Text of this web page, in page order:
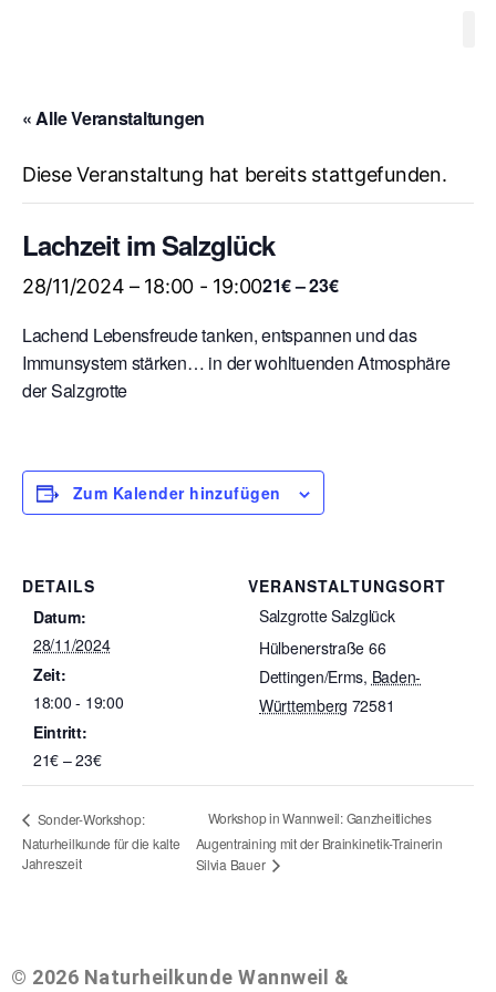
« Alle Veranstaltungen
Diese Veranstaltung hat bereits stattgefunden.
Lachzeit im Salzglück
28/11/2024 – 18:00 - 19:0021€ – 23€
Lachend Lebensfreude tanken, entspannen und das
Immunsystem stärken… in der wohltuenden Atmosphäre
der Salzgrotte
Zum Kalender hinzufügen
DETAILS
Datum:
28/11/2024
Zeit:
18:00 - 19:00
Eintritt:
21€ – 23€
VERANSTALTUNGSORT
Salzgrotte Salzglück
Hülbenerstraße 66
Dettingen/Erms, Baden-
Württemberg 72581
Sonder-Workshop:
Naturheilkunde für die kalte
Jahreszeit
Workshop in Wannweil: Ganzheitliches
Augentraining mit der Brainkinetik-Trainerin
Silvia Bauer
© 2026 Naturheilkunde Wannweil &